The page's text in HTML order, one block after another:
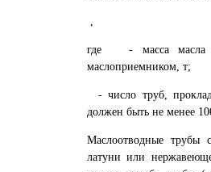
,
где - масса масла в
маслоприемником, т;
- число труб,
должен быть не менее
Маслоотводные трубы
латуни или